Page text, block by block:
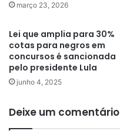
março 23, 2026
Lei que amplia para 30%
cotas para negros em
concursos é sancionada
pelo presidente Lula
junho 4, 2025
Deixe um comentário